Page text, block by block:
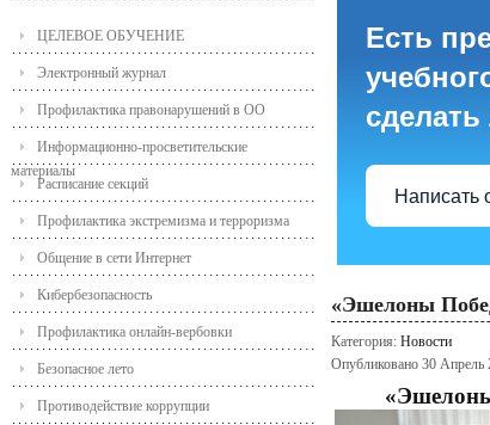
ЦЕЛЕВОЕ ОБУЧЕНИЕ
Электронный журнал
Профилактика правонарушений в ОО
Информационно-просветительские
материалы
Расписание секций
Профилактика экстремизма и терроризма
Общение в сети Интернет
Кибербезопасность
Профилактика онлайн-вербовки
Безопасное лето
Противодействие коррупции
Есть
Написать
«Эшелоны
Категория: Новости
Опубликовано 30 Апрель